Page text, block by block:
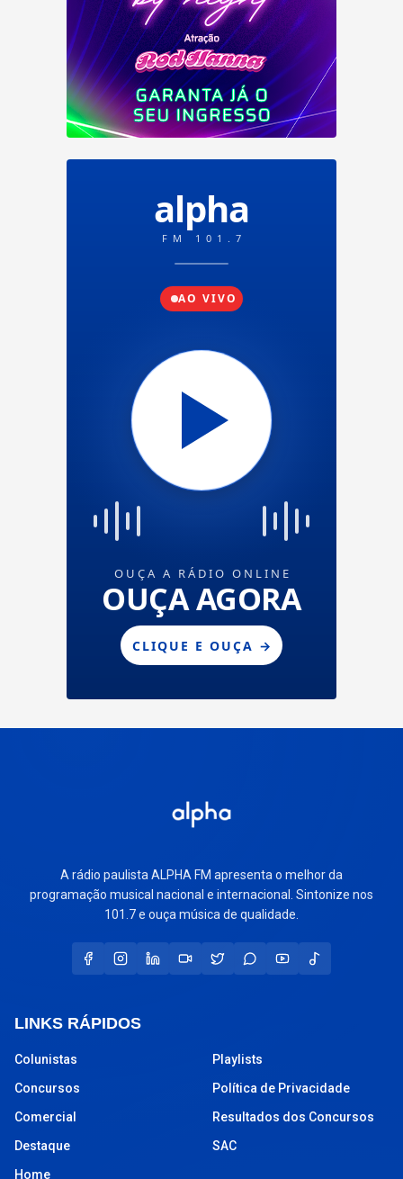
A rádio paulista ALPHA FM apresenta o melhor da
programação musical nacional e internacional. Sintonize nos
101.7 e ouça música de qualidade.
LINKS RÁPIDOS
Colunistas
Concursos
Comercial
Destaque
Home
Playlists
Política de Privacidade
Resultados dos Concursos
SAC